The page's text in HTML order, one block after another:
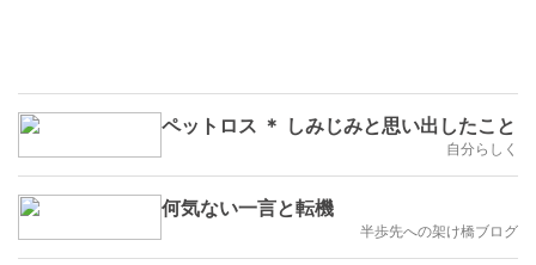
ペットロス ＊ しみじみと思い出したこと
自分らしく
何気ない一言と転機
半歩先への架け橋ブログ